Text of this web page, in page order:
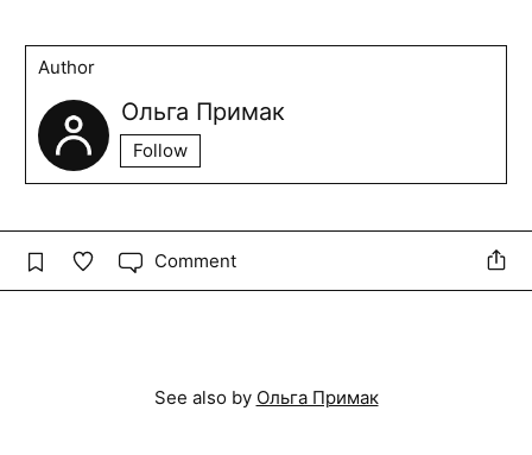
Author
Ольга Примак
Follow
Comment
See also by Ольга Примак